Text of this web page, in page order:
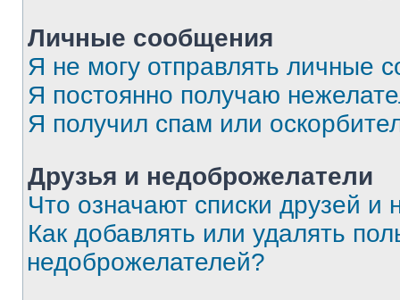
Личные сообщения
Я не могу отправлять личные
Я постоянно получаю
Я получил спам или
Друзья и недоброжелатели
Что означают списки друзей и
Как добавлять или удалять
недоброжелателей?